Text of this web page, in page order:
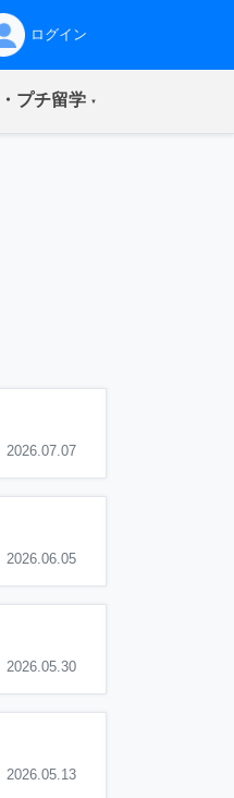
ログイン
プチ留学(current)
2026.07.07
2026.06.05
2026.05.30
2026.05.13